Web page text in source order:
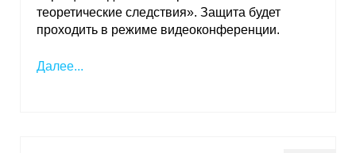
теоретические следствия». Защита будет
проходить в режиме видеоконференции.
Далее...